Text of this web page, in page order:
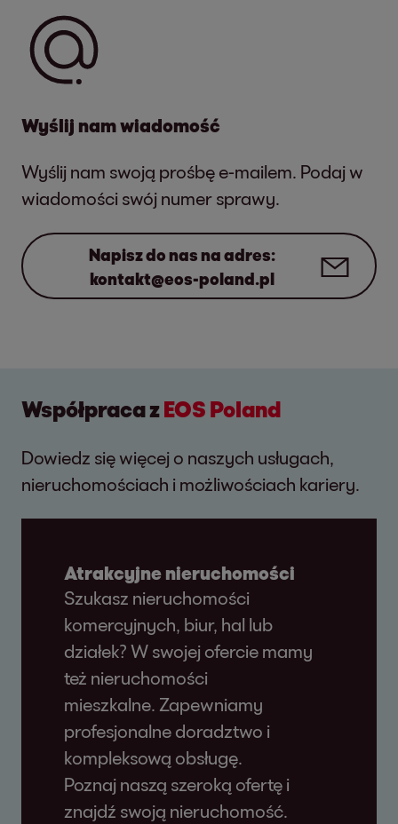
Wyślij nam wiadomość
Wyślij nam swoją prośbę e-mailem. Podaj w
wiadomości swój numer sprawy.
Napisz do nas na adres:
kontakt@eos-poland.pl
WspółpracazEOS Poland
Dowiedz się więcej o naszych usługach,
nieruchomościach i możliwościach kariery.
Atrakcyjne nieruchomości
Szukasz nieruchomości
komercyjnych, biur, hal lub
działek? W swojej ofercie mamy
też nieruchomości
mieszkalne. Zapewniamy
profesjonalne doradztwo i
kompleksową obsługę.
Poznaj naszą szeroką ofertę i
znajdź swoją nieruchomość.